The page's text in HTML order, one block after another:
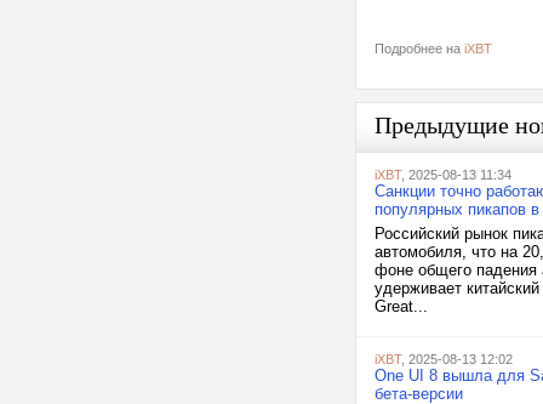
Подробнее на iXBT
Предыдущие
iXBT, 2025-08-13 11:34
Санкции точно
популярных пикапов
Российский рынок
автомобиля, что на
фоне общего падения
удерживает
Great...
iXBT, 2025-08-13 12:02
One UI 8 вышла для
бета-версии